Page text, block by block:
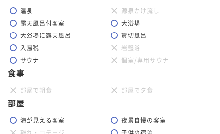
温泉
源泉かけ流し
露天風呂付客室
大浴場
大浴場に露天風呂
貸切風呂
入湯税
岩盤浴
サウナ
個室/専用サウナ
食事
部屋で朝食 部屋で夕食
部屋
海が見える客室
夜景自慢の客室
離れ・コテージ
子供の宿泊